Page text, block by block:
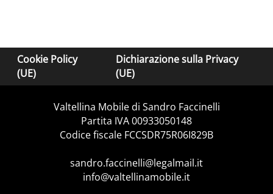
Cookie Policy
(UE)
Dichiarazione sulla Privacy
(UE)
Valtellina Mobile di Sandro Faccinelli
Partita IVA 00933050148
Codice fiscale FCCSDR75R06I829B
sandro.faccinelli@legalmail.it
info@valtellinamobile.it